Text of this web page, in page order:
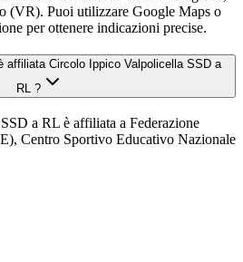
(VR). Puoi utilizzare Google Maps o
per ottenere indicazioni precise.
affiliata Circolo Ippico Valpolicella SSD a
RL ?
a RL è affiliata a Federazione
Centro Sportivo Educativo Nazionale